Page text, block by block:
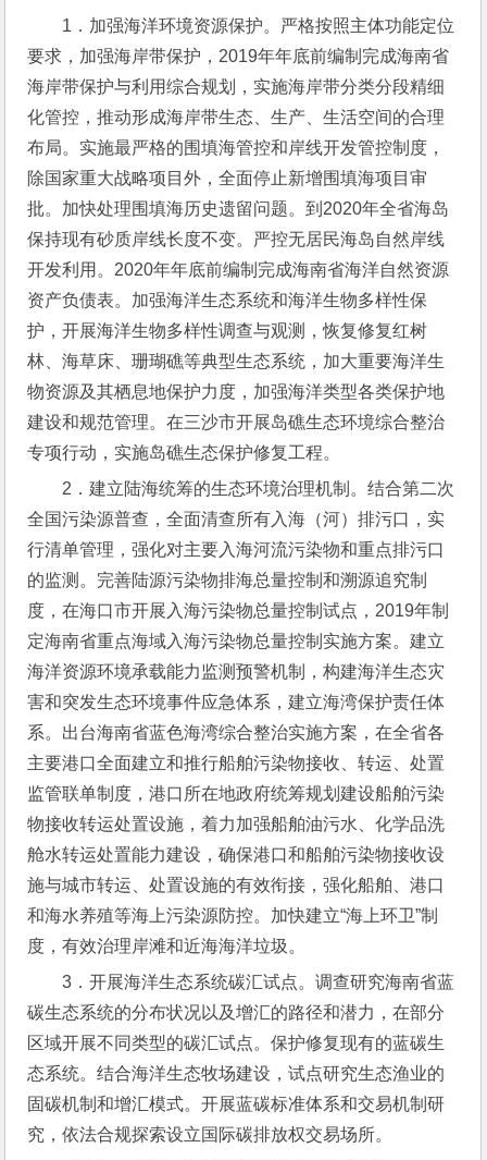
1．加强海洋环境资源保护。严格按照主体功能定位
要求，加强海岸带保护，2019年年底前编制完成海南省
海岸带保护与利用综合规划，实施海岸带分类分段精细
化管控，推动形成海岸带生态、生产、生活空间的合理
布局。实施最严格的围填海管控和岸线开发管控制度，
除国家重大战略项目外，全面停止新增围填海项目审
批。加快处理围填海历史遗留问题。到2020年全省海岛
保持现有砂质岸线长度不变。严控无居民海岛自然岸线
开发利用。2020年年底前编制完成海南省海洋自然资源
资产负债表。加强海洋生态系统和海洋生物多样性保
护，开展海洋生物多样性调查与观测，恢复修复红树
林、海草床、珊瑚礁等典型生态系统，加大重要海洋生
物资源及其栖息地保护力度，加强海洋类型各类保护地
建设和规范管理。在三沙市开展岛礁生态环境综合整治
专项行动，实施岛礁生态保护修复工程。
2．建立陆海统筹的生态环境治理机制。结合第二次
全国污染源普查，全面清查所有入海（河）排污口，实
行清单管理，强化对主要入海河流污染物和重点排污口
的监测。完善陆源污染物排海总量控制和溯源追究制
度，在海口市开展入海污染物总量控制试点，2019年制
定海南省重点海域入海污染物总量控制实施方案。建立
海洋资源环境承载能力监测预警机制，构建海洋生态灾
害和突发生态环境事件应急体系，建立海湾保护责任体
系。出台海南省蓝色海湾综合整治实施方案，在全省各
主要港口全面建立和推行船舶污染物接收、转运、处置
监管联单制度，港口所在地政府统筹规划建设船舶污染
物接收转运处置设施，着力加强船舶油污水、化学品洗
舱水转运处置能力建设，确保港口和船舶污染物接收设
施与城市转运、处置设施的有效衔接，强化船舶、港口
和海水养殖等海上污染源防控。加快建立“海上环卫”制
度，有效治理岸滩和近海海洋垃圾。
3．开展海洋生态系统碳汇试点。调查研究海南省蓝
碳生态系统的分布状况以及增汇的路径和潜力，在部分
区域开展不同类型的碳汇试点。保护修复现有的蓝碳生
态系统。结合海洋生态牧场建设，试点研究生态渔业的
固碳机制和增汇模式。开展蓝碳标准体系和交易机制研
究，依法合规探索设立国际碳排放权交易场所。